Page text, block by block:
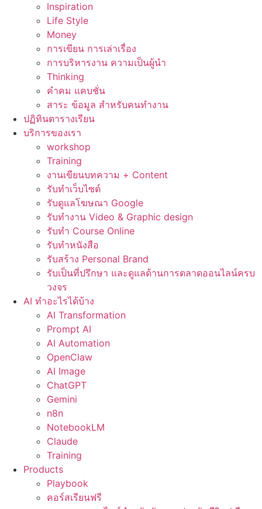
Inspiration
Life Style
Money
การเขียน การเล่าเรื่อง
การบริหารงาน ความเป็นผู้นำ
Thinking
คำคม แคบชั่น
สาระ ข้อมูล สำหรับคนทำงาน
ปฏิทินตารางเรียน
บริการของเรา
workshop
Training
งานเขียนบทความ + Content
รับทำเว็บไซต์
รับดูแลโฆษณา Google
รับทำงาน Video & Graphic design
รับทำ Course Online
รับทำหนังสือ
รับสร้าง Personal Brand
รับเป็นที่ปรึกษา และดูแลด้านการตลาดออนไลน์ครบ
วงจร
AI ทำอะไรได้บ้าง
AI Transformation
Prompt AI
AI Automation
OpenClaw
AI Image
ChatGPT
Gemini
n8n
NotebookLM
Claude
Training
Products
Playbook
คอร์สเรียนฟรี